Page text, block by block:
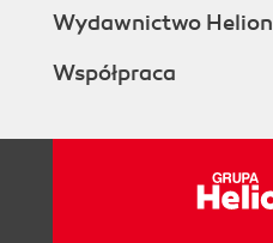
Wydawnictwo Helion
Współpraca